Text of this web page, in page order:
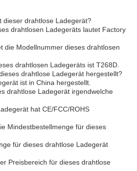
dieser drahtlose Ladegerät?
drahtlosen Ladegeräts lautet Factory
die Modellnummer dieses drahtlosen
drahtlosen Ladegeräts ist T268D.
drahtlose Ladegerät hergestellt?
ist in China hergestellt.
drahtlose Ladegerät irgendwelche
hat CE/FCC/ROHS
Mindestbestellmenge für dieses
für dieses drahtlose Ladegerät
Preisbereich für dieses drahtlose